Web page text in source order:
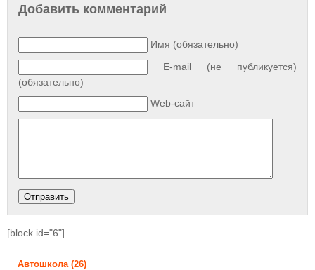
Добавить комментарий
Имя (обязательно)
E-mail (не публикуется)
(обязательно)
Web-сайт
[block id="6"]
Автошкола(26)